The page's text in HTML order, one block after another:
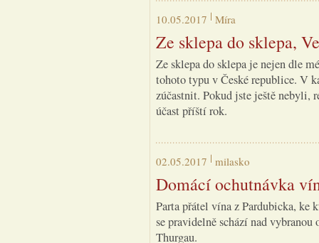
10.05.2017 Míra
Ze sklepa do sklepa,
Ze sklepa do sklepa je nejen dle
tohoto typu v České republice. V
zúčastnit. Pokud jste ještě nebyli,
účast příští rok.
02.05.2017 milasko
Domácí ochutnávka
Parta přátel vína z Pardubicka, ke
se pravidelně schází nad
Thurgau.